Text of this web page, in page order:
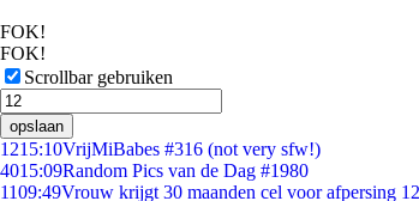
FOK!
FOK!
Scrollbar gebruiken
opslaan
1215:10VrijMiBabes #316 (not very sfw!)
4015:09Random Pics van de Dag #1980
1109:49Vrouw krijgt 30 maanden cel voor afpersing